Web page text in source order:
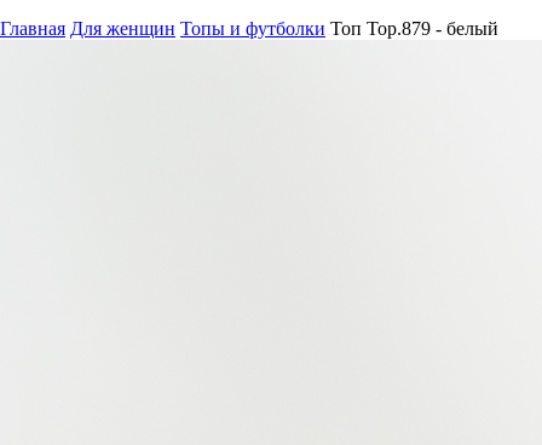
Главная Для женщин Топы и футболки Топ Top.879 - белый